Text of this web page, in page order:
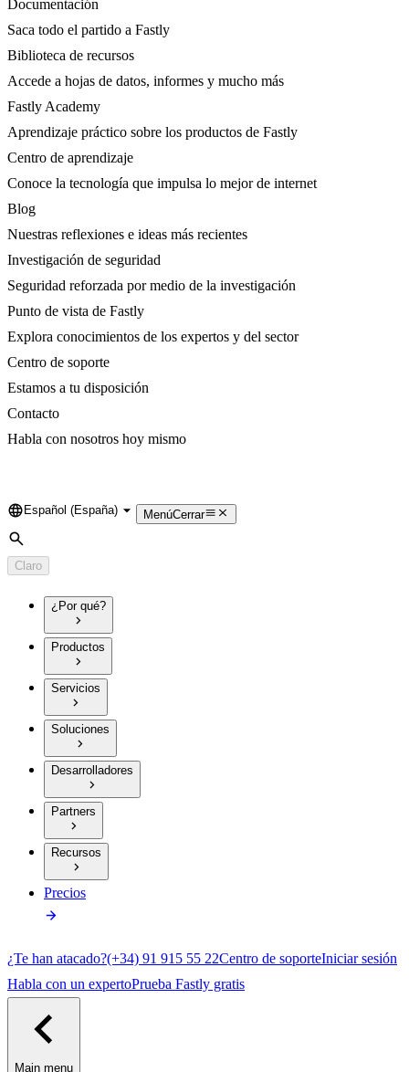
Documentación
Saca todo el partido a Fastly
Biblioteca de recursos
Accede a hojas de datos, informes y mucho más
Fastly Academy
Aprendizaje práctico sobre los productos de Fastly
Centro de aprendizaje
Conoce la tecnología que impulsa lo mejor de internet
Blog
Nuestras reflexiones e ideas más recientes
Investigación de seguridad
Seguridad reforzada por medio de la investigación
Punto de vista de Fastly
Explora conocimientos de los expertos y del sector
Centro de soporte
Estamos a tu disposición
Contacto
Habla con nosotros hoy mismo
Language
Español (España) MenúCerrar
Búsqueda
Claro
¿Por qué?
Productos
Servicios
Soluciones
Desarrolladores
Partners
Recursos
Precios
¿Te han atacado?(+34) 91 915 55 22Centro de soporteIniciar sesión
Habla con un expertoPrueba Fastly gratis
Main menu